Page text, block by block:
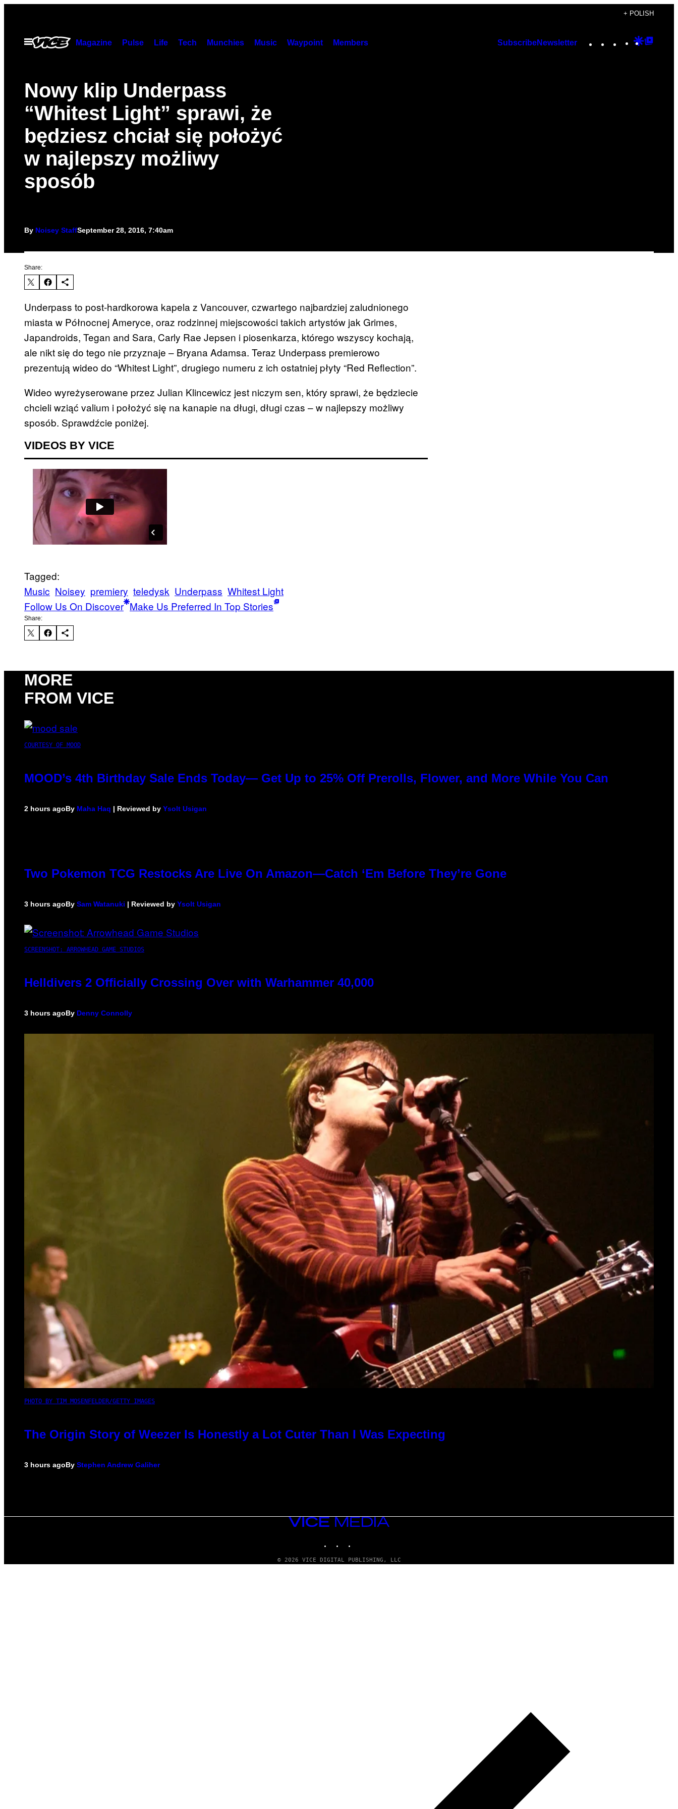
content
+ POLISH
Open
Menu
Magazine Pulse Life Tech Munchies Music Waypoint Members SubscribeNewsletter Instagram
TikTok
YouTube
Google
Nowy klip Underpass
“Whitest Light” sprawi, że
będziesz chciał się położyć
w najlepszy możliwy
sposób
By Noisey StaffSeptember 28, 2016, 7:40am
Share:
Underpass to post-hardkorowa kapela z Vancouver, czwartego najbardziej zaludnionego
miasta w Północnej Ameryce, oraz rodzinnej miejscowości takich artystów jak Grimes,
Japandroids, Tegan and Sara, Carly Rae Jepsen i piosenkarza, którego wszyscy kochają,
ale nikt się do tego nie przyznaje – Bryana Adamsa. Teraz Underpass premierowo
prezentują wideo do “Whitest Light”, drugiego numeru z ich ostatniej płyty “Red Reflection”.
Wideo wyreżyserowane przez Julian Klincewicz jest niczym sen, który sprawi, że będziecie
chcieli wziąć valium i położyć się na kanapie na długi, długi czas – w najlepszy możliwy
sposób. Sprawdźcie poniżej.
VIDEOS BY VICE
Tagged:
Music Noisey premiery teledysk Underpass Whitest Light
Follow Us On Discover Make Us Preferred In Top Stories
Share:
MORE
FROM VICE
COURTESY OF MOOD
MOOD’s 4th Birthday Sale Ends Today— Get Up to 25% Off Prerolls, Flower, and More While You Can
2 hours agoBy Maha Haq | Reviewed by Ysolt Usigan
Two Pokemon TCG Restocks Are Live On Amazon—Catch ‘Em Before They’re Gone
3 hours agoBy Sam Watanuki | Reviewed by Ysolt Usigan
SCREENSHOT: ARROWHEAD GAME STUDIOS
Helldivers 2 Officially Crossing Over with Warhammer 40,000
3 hours agoBy Denny Connolly
PHOTO BY TIM MOSENFELDER/GETTY IMAGES
The Origin Story of Weezer Is Honestly a Lot Cuter Than I Was Expecting
3 hours agoBy Stephen Andrew Galiher
VICE
© 2026 VICE DIGITAL PUBLISHING, LLC